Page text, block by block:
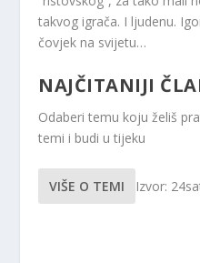
takvog igrača. I ljudenu.
čovjek na svijetu…
NAJČITANIJI
Odaberi temu koju želiš
temi i budi u tijeku
VIŠE O TEMI Izvor: